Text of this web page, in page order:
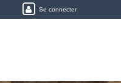
Se connecter